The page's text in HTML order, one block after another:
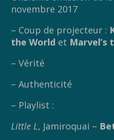
novembre 2017
– Coup de projecteur :
the World et Marvel’s
– Vérité
– Authenticité
– Playlist :
Little L, Jamiroquai –